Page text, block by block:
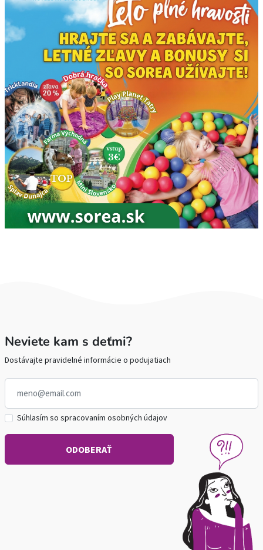
Neviete kam s deťmi?
Dostávajte pravidelné informácie o podujatiach
Súhlasím so spracovaním osobných údajov